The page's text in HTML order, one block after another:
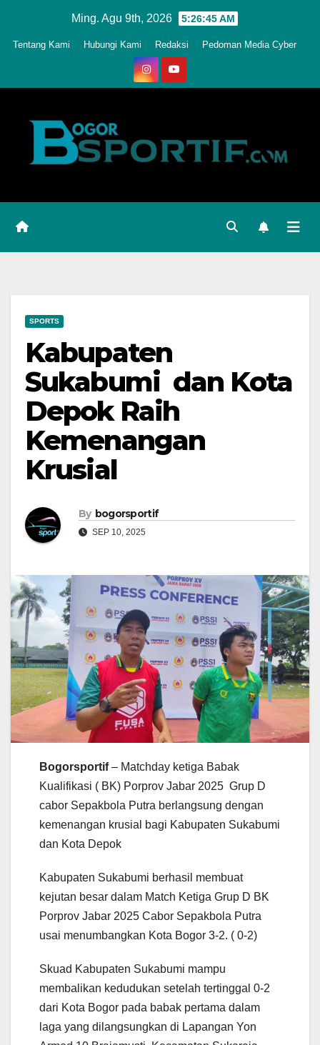
Ming. Agu 9th, 2026 5:26:48 AM
Tentang Kami Hubungi Kami Redaksi Pedoman Media Cyber
SPORTS
Kabupaten
Sukabumi dan Kota
Depok Raih
Kemenangan
Krusial
By bogorsportif
SEP 10, 2025
Bogorsportif– Matchday ketiga Babak
Kualifikasi ( BK) Porprov Jabar 2025 Grup D
cabor Sepakbola Putra berlangsung dengan
kemenangan krusial bagi Kabupaten Sukabumi
dan Kota Depok
Kabupaten Sukabumi berhasil membuat
kejutan besar dalam Match Ketiga Grup D BK
Porprov Jabar 2025 Cabor Sepakbola Putra
usai menumbangkan Kota Bogor 3-2. ( 0-2)
Skuad Kabupaten Sukabumi mampu
membalikan kedudukan setelah tertinggal 0-2
dari Kota Bogor pada babak pertama dalam
laga yang dilangsungkan di Lapangan Yon